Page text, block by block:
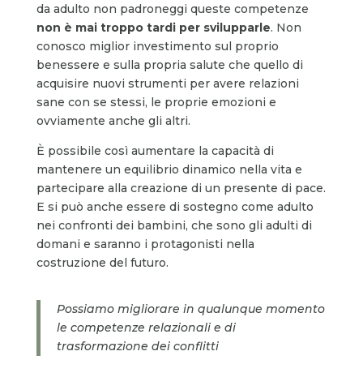
da adulto non padroneggi queste competenze
non è mai troppo tardi per svilupparle. Non
conosco miglior investimento sul proprio
benessere e sulla propria salute che quello di
acquisire nuovi strumenti per avere relazioni
sane con se stessi, le proprie emozioni e
ovviamente anche gli altri.
È possibile così aumentare la capacità di
mantenere un equilibrio dinamico nella vita e
partecipare alla creazione di un presente di pace.
E si può anche essere di sostegno come adulto
nei confronti dei bambini, che sono gli adulti di
domani e saranno i protagonisti nella
costruzione del futuro.
Possiamo migliorare in qualunque momento
le competenze relazionali e di
trasformazione dei conflitti